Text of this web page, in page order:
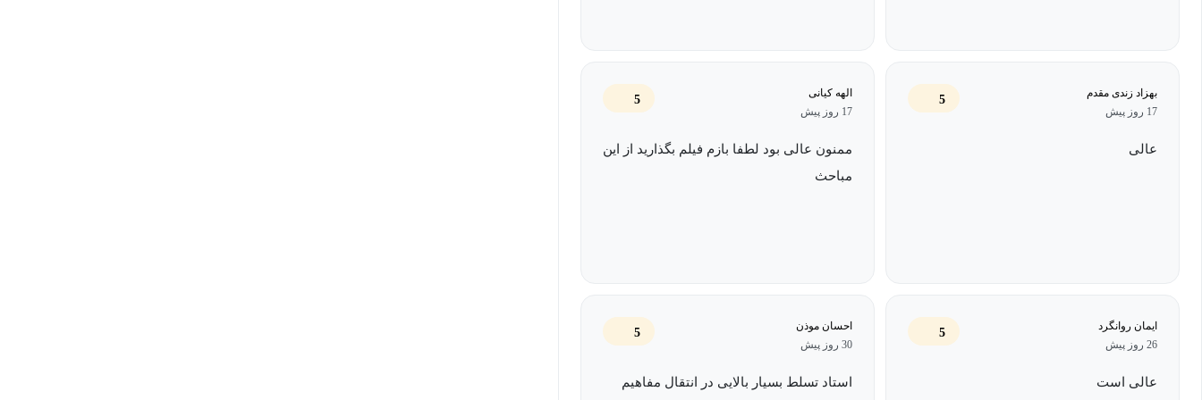
بهزاد زندی مقدم
17 روز پیش
5
عالی
الهه کیانی
17 روز پیش
5
ممنون عالی بود لطفا بازم فیلم بگذارید از این
مباحث
ایمان روانگرد
26 روز پیش
5
عالی است
احسان موذن
30 روز پیش
5
استاد تسلط بسیار بالایی در انتقال مفاهیم